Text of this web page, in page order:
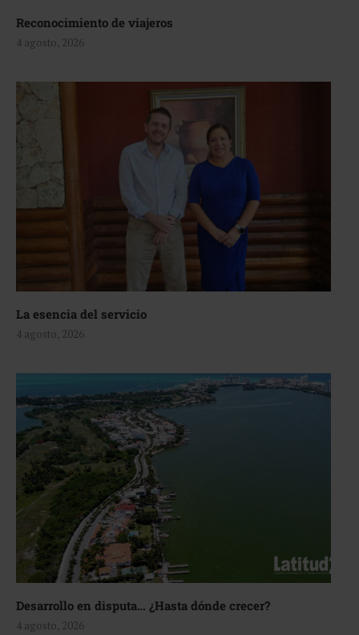
Reconocimiento de viajeros
4 agosto, 2026
La esencia del servicio
4 agosto, 2026
Desarrollo en disputa… ¿Hasta dónde crecer?
4 agosto, 2026